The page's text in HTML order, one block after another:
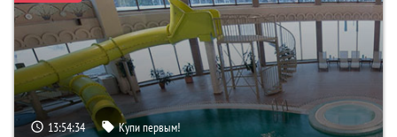
13:54:33 Купи первым!